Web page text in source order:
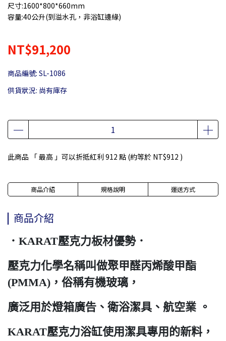
尺寸:1600*800*660mm
容量:40公升(到溢水孔，非浴缸邊緣)
NT$91,200
商品編號: SL-1086
供貨狀況: 尚有庫存
此商品 「 最高 」可以折抵紅利 912 點 (約等於 NT$912 )
商品介紹 規格說明 運送方式
商品介紹
．KARAT壓克力板材優勢．
壓克力化學名稱叫做聚甲醛丙烯酸甲酯
(PMMA)，俗稱有機玻璃，
廣泛用於燈箱廣告、衛浴潔具、航空業 。
KARAT壓克力浴缸使用潔具專用的新料，